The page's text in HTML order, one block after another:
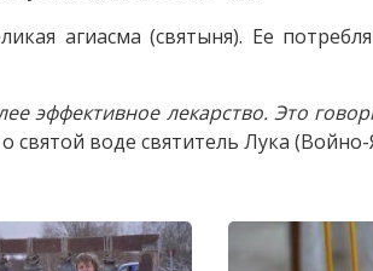
агиасма (святыня). Ее
эффективное лекарство. Это
святой воде святитель Лука